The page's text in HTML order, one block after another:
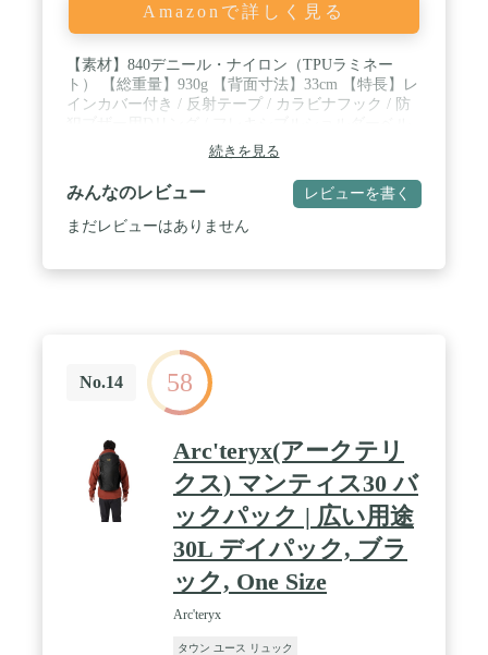
Amazonで詳しく見る
【素材】840デニール・ナイロン（TPUラミネー
ト） 【総重量】930g 【背面寸法】33cm 【特長】レ
インカバー付き / 反射テープ / カラビナフック / 防
ト / 背面ポケット（14インチまでのノートパソコ
ン・タブレットに対応、厚みにより適合内でも入ら
ない場合があります）
続きを見る
みんなのレビュー レビューを書く
まだレビューはありません
No.14 58
Arc'teryx(アークテリ
クス) マンティス30 バ
ックパック | 広い用途
30L デイパック, ブラ
ック, One Size
Arc'teryx
タウン ユース リュック